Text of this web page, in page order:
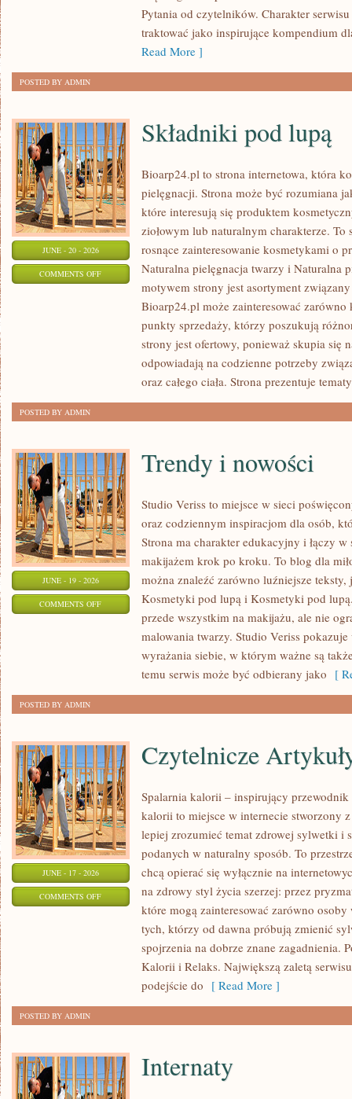
Pytania od czytelników. Charakter
traktować jako inspirujące kompendium
Read More ]
POSTED BY ADMIN
JUNE - 20 - 2026
COMMENTS OFFON
SKŁADNIKI
Składniki pod lupą
Bioarp24.pl to strona internetowa, która
pielęgnacji. Strona może być rozumiana
które interesują się produktem
ziołowym lub naturalnym charakterze.
rosnące zainteresowanie kosmetykami o
Naturalna pielęgnacja twarzy i Naturalna
motywem strony jest asortyment
Bioarp24.pl może zainteresować
punkty sprzedaży, którzy poszukują
strony jest ofertowy, ponieważ skupia się
odpowiadają na codzienne potrzeby
oraz całego ciała. Strona prezentuje
POSTED BY ADMIN
JUNE - 19 - 2026
COMMENTS OFFON
Trendy i nowości
Studio Veriss to miejsce w sieci
oraz codziennym inspiracjom dla osób,
Strona ma charakter edukacyjny i łączy
makijażem krok po kroku. To blog dla
można znaleźć zarówno luźniejsze
Kosmetyki pod lupą i Kosmetyki pod
przede wszystkim na makijażu, ale nie
malowania twarzy. Studio Veriss
wyrażania siebie, w którym ważne są
temu serwis może być odbierany jako [
POSTED BY ADMIN
JUNE - 17 - 2026
COMMENTS OFFON
CZYTELNICZE
ARTYKUŁY
Czytelnicze
Spalarnia kalorii – inspirujący
kalorii to miejsce w internecie stworzony
lepiej zrozumieć temat zdrowej sylwetki i
podanych w naturalny sposób. To
chcą opierać się wyłącznie na
na zdrowy styl życia szerzej: przez
które mogą zainteresować zarówno
tych, którzy od dawna próbują zmienić
spojrzenia na dobrze znane zagadnienia.
Kalorii i Relaks. Największą zaletą
podejście do [ Read More ]
POSTED BY ADMIN
Internaty